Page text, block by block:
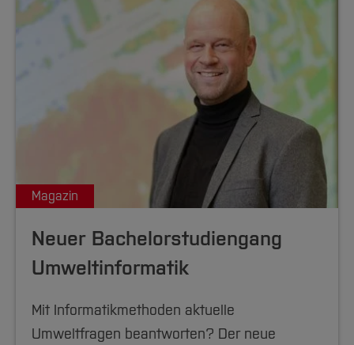
Magazin
Neuer Bachelorstudiengang
Umweltinformatik
Mit Informatikmethoden aktuelle
Umweltfragen beantworten? Der neue